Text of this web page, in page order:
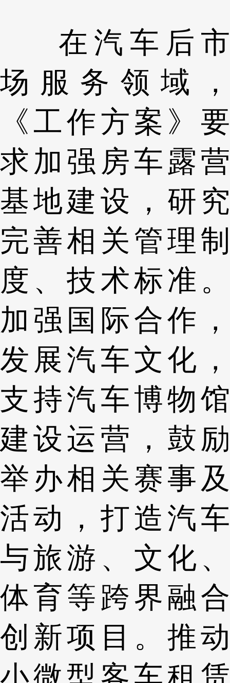
在汽车后市
场服务领域，
《工作方案》要
求加强房车露营
基地建设，研究
完善相关管理制
度、技术标准。
加强国际合作，
发展汽车文化，
支持汽车博物馆
建设运营，鼓励
举办相关赛事及
活动，打造汽车
与旅游、文化、
体育等跨界融合
创新项目。推动
小微型客车租赁